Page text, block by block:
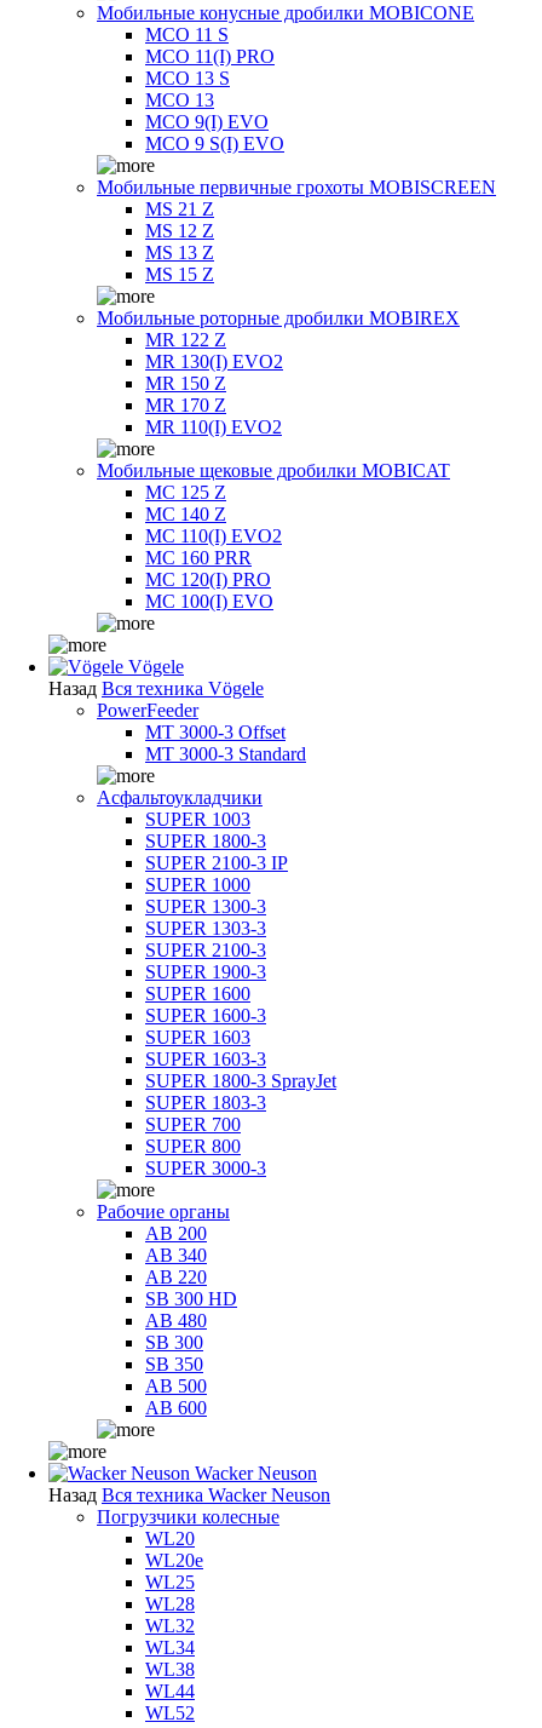
Мобильные конусные дробилки MOBICONE
MCO 11 S
MCO 11(I) PRO
MCO 13 S
MCO 13
MCO 9(I) EVO
MCO 9 S(I) EVO
Мобильные первичные грохоты MOBISCREEN
MS 21 Z
MS 12 Z
MS 13 Z
MS 15 Z
Мобильные роторные дробилки MOBIREX
MR 122 Z
MR 130(I) EVO2
MR 150 Z
MR 170 Z
MR 110(I) EVO2
Мобильные щековые дробилки MOBICAT
MC 125 Z
MC 140 Z
MC 110(I) EVO2
MC 160 PRR
MC 120(I) PRO
MC 100(I) EVO
Vögele
Назад Вся техника Vögele
PowerFeeder
MT 3000-3 Offset
MT 3000-3 Standard
Асфальтоукладчики
SUPER 1003
SUPER 1800-3
SUPER 2100-3 IP
SUPER 1000
SUPER 1300-3
SUPER 1303-3
SUPER 2100-3
SUPER 1900-3
SUPER 1600
SUPER 1600-3
SUPER 1603
SUPER 1603-3
SUPER 1800-3 SprayJet
SUPER 1803-3
SUPER 700
SUPER 800
SUPER 3000-3
Рабочие органы
AB 200
AB 340
AB 220
SB 300 HD
AB 480
SB 300
SB 350
AB 500
AB 600
Wacker Neuson
Назад Вся техника Wacker Neuson
Погрузчики колесные
WL20
WL20e
WL25
WL28
WL32
WL34
WL38
WL44
WL52